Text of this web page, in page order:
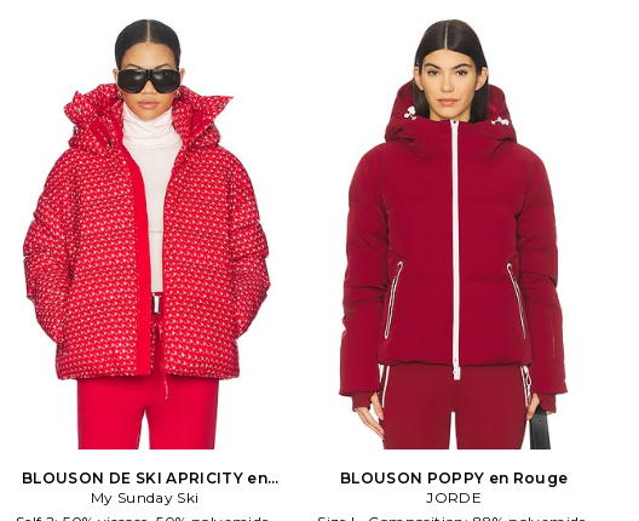
BLOUSON DE SKI APRICITY en
Rouge,Blanc
My Sunday Ski
BLOUSON POPPY en Rouge
JORDE